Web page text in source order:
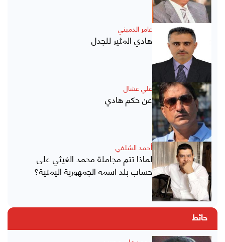
عامر الدميني
هادي المثير للجدل
علي عشال
عن حكم هادي
أحمد الشلفي
لماذا تتم مجاملة محمد الغيثي على
حساب بلد اسمه الجمهورية اليمنية؟
حائط